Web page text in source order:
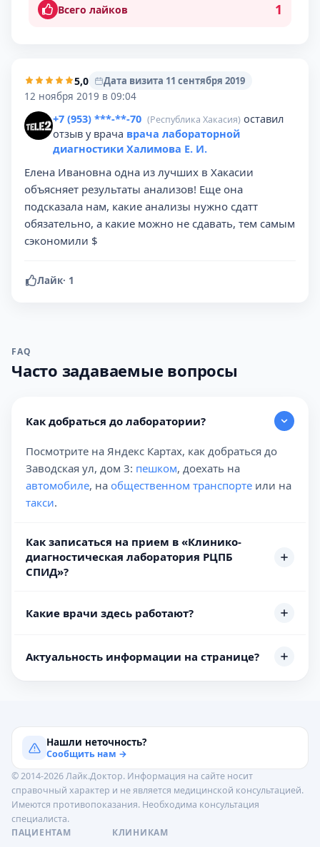
Всего лайков 1
5,0
Дата визита 11 сентября 2019
12 ноября 2019 в 09:04
+7 (953) ***-**-70 (Республика Хакасия) оставил
отзыв у врача врача лабораторной
диагностики Халимова Е. И.
Елена Ивановна одна из лучших в Хакасии
объясняет результаты анализов! Еще она
подсказала нам, какие анализы нужно сдатт
обязательно, а какие можно не сдавать, тем самым
сэкономили $
Лайк· 1
FAQ
Часто задаваемые вопросы
Как добраться до лаборатории?
Посмотрите на Яндекс Картах, как добраться до
Заводская ул, дом 3: пешком, доехать на
автомобиле, на общественном транспорте или на
такси.
Как записаться на прием в «Клинико-
диагностическая лаборатория РЦПБ
СПИД»?
Какие врачи здесь работают?
Актуальность информации на странице?
Нашли неточность?
Сообщить нам →
© 2014-2026 Лайк.Доктор. Информация на сайте носит
справочный характер и не является медицинской консультацией.
Имеются противопоказания. Необходима консультация
специалиста.
ПАЦИЕНТАМ
КЛИНИКАМ